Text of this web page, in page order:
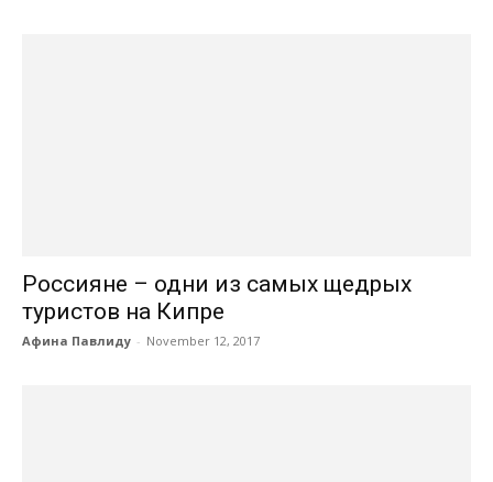
Россияне – одни из самых щедрых
туристов на Кипре
Афина Павлиду - November 12, 2017